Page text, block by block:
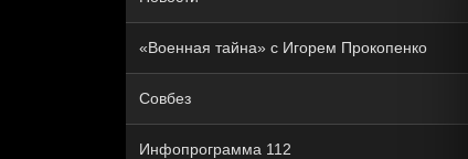
«Военная тайна» с Игорем Прокопенко
Совбез
Инфопрограмма 112